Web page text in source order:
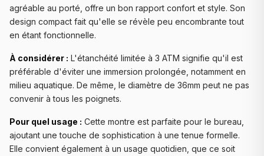
agréable au porté, offre un bon rapport confort et style. Son
design compact fait qu'elle se révèle peu encombrante tout
en étant fonctionnelle.
À considérer : L'étanchéité limitée à 3 ATM signifie qu'il est
préférable d'éviter une immersion prolongée, notamment en
milieu aquatique. De même, le diamètre de 36mm peut ne pas
convenir à tous les poignets.
Pour quel usage : Cette montre est parfaite pour le bureau,
ajoutant une touche de sophistication à une tenue formelle.
Elle convient également à un usage quotidien, que ce soit